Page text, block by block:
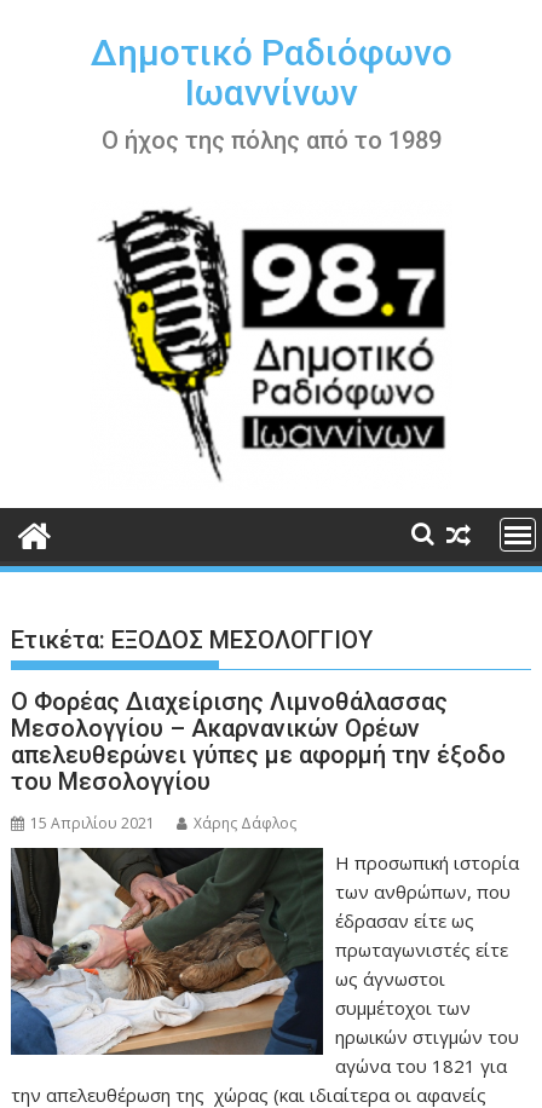
περιεχόμενοΔημοτικό Ραδιόφωνο
Ιωαννίνων
Ο ήχος της πόλης από το 1989
Ετικέτα: ΕΞΟΔΟΣ ΜΕΣΟΛΟΓΓΙΟΥ
Ο Φορέας Διαχείρισης Λιμνοθάλασσας
Μεσολογγίου – Ακαρνανικών Ορέων
απελευθερώνει γύπες με αφορμή την έξοδο
του Μεσολογγίου
15 Απριλίου 2021 Χάρης Δάφλος
Η προσωπική ιστορία
των ανθρώπων, που
έδρασαν είτε ως
πρωταγωνιστές είτε
ως άγνωστοι
συμμέτοχοι των
ηρωικών στιγμών του
αγώνα του 1821 για
την απελευθέρωση της χώρας (και ιδιαίτερα οι αφανείς